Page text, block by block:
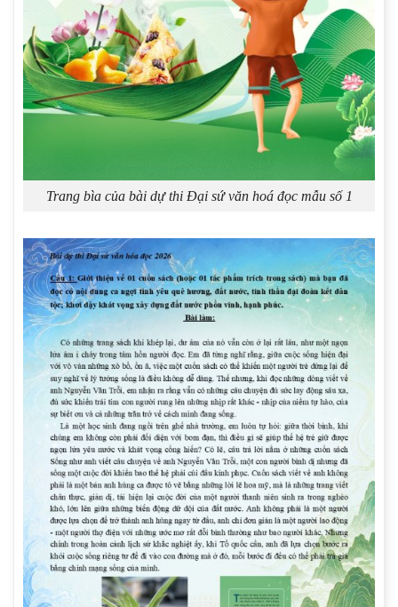
Trang bìa của bài dự thi Đại sứ văn hoá đọc mẫu số 1